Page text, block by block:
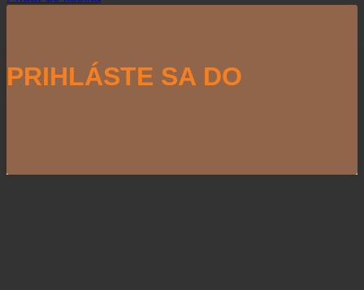
PRIHLÁSTE SA DO